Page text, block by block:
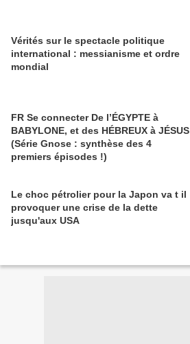
Vérités sur le spectacle politique
international : messianisme et ordre
mondial
FR Se connecter De l’ÉGYPTE à
BABYLONE, et des HÉBREUX à JÉSUS
(Série Gnose : synthèse des 4
premiers épisodes !)
Le choc pétrolier pour la Japon va t il
provoquer une crise de la dette
jusqu'aux USA